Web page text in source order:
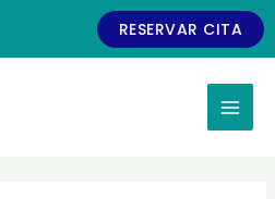
RESERVAR CITA